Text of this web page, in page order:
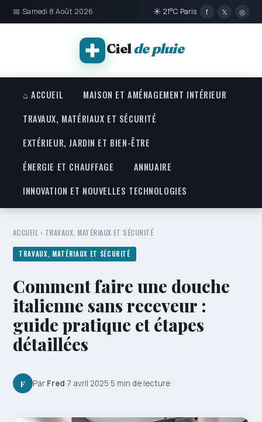
📅 Samedi 8 Août 2026 ☀ 21°C Paris f 𝕏 ◎
Cielde pluie
⌂ ACCUEIL
MAISON ET AMÉNAGEMENT INTÉRIEUR
TRAVAUX, MATÉRIAUX ET SÉCURITÉ
EXTÉRIEUR, JARDIN ET BIEN-ÊTRE
ÉNERGIE ET CHAUFFAGE
ANNUAIRE
INNOVATION ET NOUVELLES TECHNOLOGIES
ACCUEIL › TRAVAUX, MATÉRIAUX ET SÉCURITÉ
TRAVAUX, MATÉRIAUX ET SÉCURITÉ
Comment faire une douche
italienne sans receveur :
guide pratique et étapes
détaillées
F Par Fred·7 avril 2025·5 min de lecture